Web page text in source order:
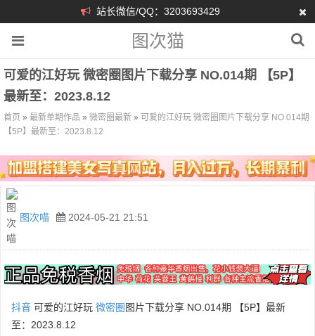
站长微信/QQ：3203693429
图次猫
可爱的江好玩 微密圈图片下载分享 NO.014期 【5P】
最新至：2023.8.12
首页 » 最新单期作品 » 微密圈最新 » 可爱的江好玩 微密圈图片下载分享 NO.014期
【5P】最新至：2023.8.12
图次喵 2024-05-21 21:51
抖音 可爱的江好玩 微密圈 图片下载分享 NO.014期 【5P】最新
至：2023.8.12